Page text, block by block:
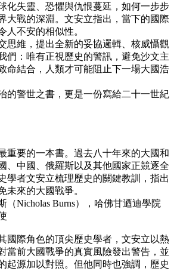
化失靈、恐懼與仇恨蔓延，如何一步步
大戰的深淵。文安立指出，當下的國際
人不安的相似性。
思維，提出全新的妥協邏輯、核威懾觀
們：唯有正視歷史的警訊，避免沙文主
命結合，人類才可能阻止下一場大國浩
的警世之書，更是一份寫給二十一世紀
重要的一本書。過去八十年來的大國和
、中國、俄羅斯以及其他國家正競逐全
學者文安立梳理歷史的關鍵教訓，指出
未來的大國戰爭。
Nicholas Burns），哈佛甘迺迪學院
國際角色的頂尖歷史學者，文安立以熱
當前大國戰爭的真實風險發出警告，並
起源加以對照。但他同時也強調，歷史